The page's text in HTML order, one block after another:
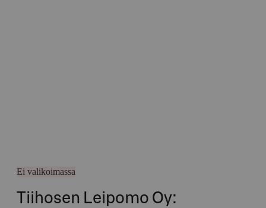
Ei valikoimassa
Tiihosen Leipomo Oy: